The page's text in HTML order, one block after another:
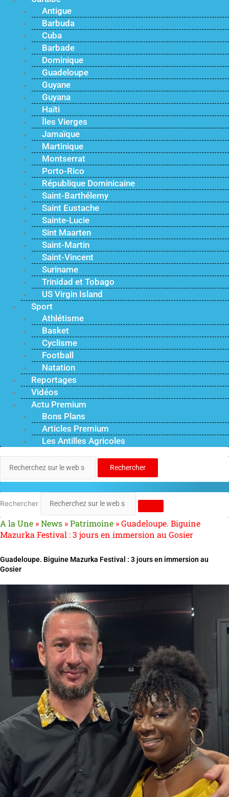
Antigue
Barbuda
Cuba
Barbade
Dominique
Guadeloupe
Guyane
Guyana
Haïti
Îles Vierges
Jamaïque
Martinique
Montserrat
Porto-Rico
République Dominicaine
Saint-Barthélemy
Saint Eustache
Sainte-Lucie
Sint Maarten
Saint-Martin
Saint-Vincent
Suriname
Trinidad et Tobago
US Virgin Island
Sport
Athlétisme
Basket
Cyclisme
Football
Natation
Reportages
Vidéos
Actu Premium
Bons Plans
Articles Premium
Les Antilles Agricoles
Rechercher
Rechercher
A la Une »News »Patrimoine »Guadeloupe. Biguine
Mazurka Festival : 3 jours en immersion au Gosier
Guadeloupe. Biguine Mazurka Festival : 3 jours en immersion au
Gosier